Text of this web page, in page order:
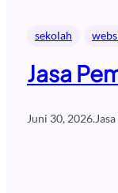
sekolah
Jasa
Juni 30, 2026.